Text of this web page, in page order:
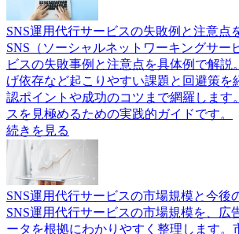
SNS運用代行サービスの失敗例と注意点
SNS（ソーシャルネットワーキングサー
ビスの失敗事例と注意点を具体例で解説
げ依存など起こりやすい課題と回避策を
認ポイントや成功のコツまで網羅します
スを見極めるための実践的ガイドです。
続きを見る
SNS運用代行サービスの市場規模と今後
SNS運用代行サービスの市場規模を、広
ータを根拠にわかりやすく整理します。